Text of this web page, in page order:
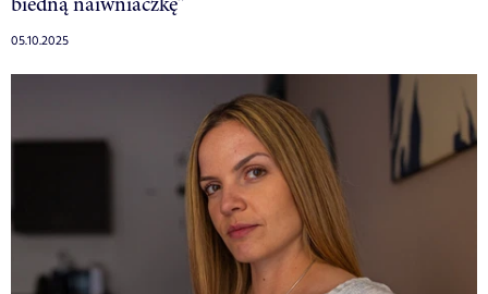
05.10.2025